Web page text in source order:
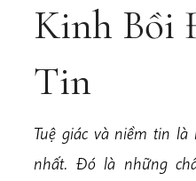
Kinh Bồi
Tin
Tuệ giác và niềm tin
nhất. Đó là những